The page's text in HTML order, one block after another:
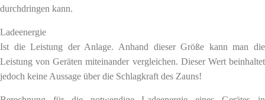
durchdringen kann.
Ladeenergie
Ist die Leistung der Anlage. Anhand dieser Größe kann man die
Leistung von Geräten miteinander vergleichen. Dieser Wert beinhaltet
jedoch keine Aussage über die Schlagkraft des Zauns!